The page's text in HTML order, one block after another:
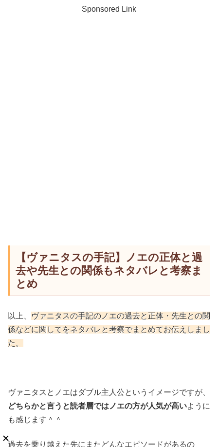
Sponsored Link
【ヴァニタスの手記】ノエの正体と過
去や先生との関係もネタバレと考察ま
とめ
以上、
ヴァニタスの手記のノエの過去と正体・先生との関
係などに関してをネタバレと考察でまとめてお伝えしまし
た。
ヴァニタスとノエはダブル主人公というイメージですが、
どちらかと言うと読者層ではノエの方が人気が高いように
も感じます＾＾
過去を乗り越えた先にまたどんなエピソードがあるの